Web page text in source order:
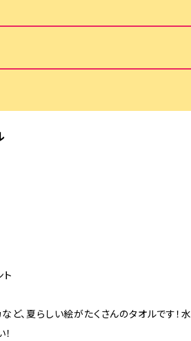
ど、夏らしい絵がたくさんのタオルです！水